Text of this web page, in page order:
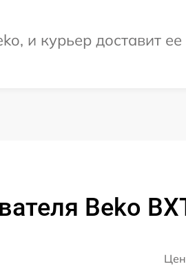
и курьер доставит
Beko